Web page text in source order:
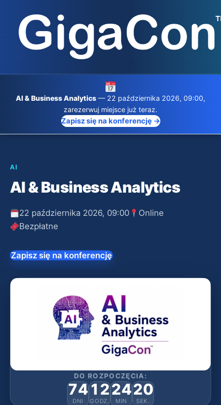
treści
AI & Business Analytics — 22 października 2026, 09:00,
zarezerwuj miejsce już teraz.
Zapisz się na konferencję →
AI
AI & Business Analytics
22 października 2026, 09:00
Online
Bezpłatne
Zapisz się na konferencję
DO ROZPOCZĘCIA:
74
DNI
12
GODZ.
24
MIN
19
SEK.